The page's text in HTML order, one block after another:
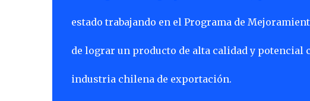
estado trabajando en el Programa de
de lograr un producto de alta calidad y potencial
industria chilena de exportación.